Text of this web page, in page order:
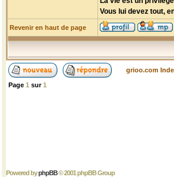
Vous lui devez tout,
Revenir en haut de page
grioo.com
Page 1 sur1
Powered byphpBB© 2001 phpBB Group